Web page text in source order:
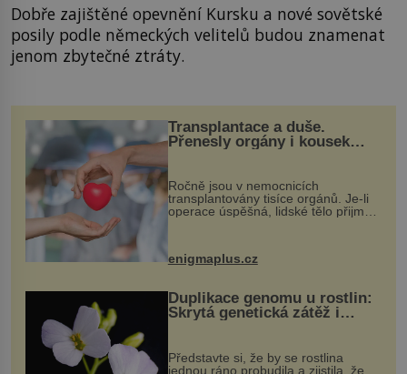
Dobře zajištěné opevnění Kursku a nové sovětské
posily podle německých velitelů budou znamenat
jenom zbytečné ztráty.
Transplantace a duše.
Přenesly orgány i kousek
Ročně jsou v nemocnicích
transplantovány tisíce orgánů. Je-li
operace úspěšná, lidské tělo přijme
enigmaplus.cz
Duplikace genomu u rostlin:
Skrytá genetická zátěž i
Představte si, že by se rostlina
jednou ráno probudila a zjistila, že